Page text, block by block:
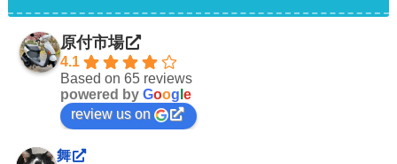
原付市場
4.1
Based on 65 reviews
powered by Goog e
review us on
舞